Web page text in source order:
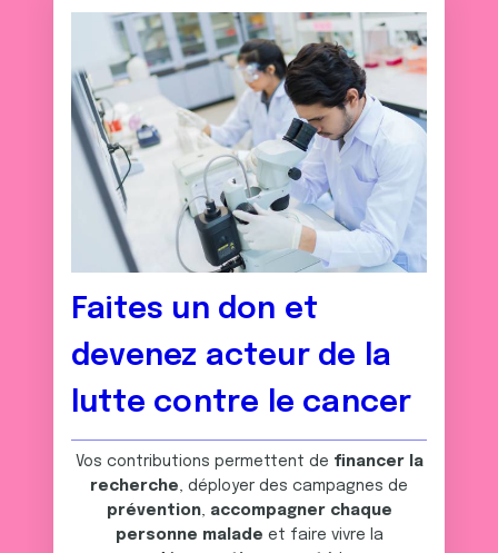
Faites un don et
devenez acteur de la
lutte contre le cancer
Vos contributions permettent de financer la
recherche, déployer des campagnes de
prévention, accompagner chaque
personne malade et faire vivre la